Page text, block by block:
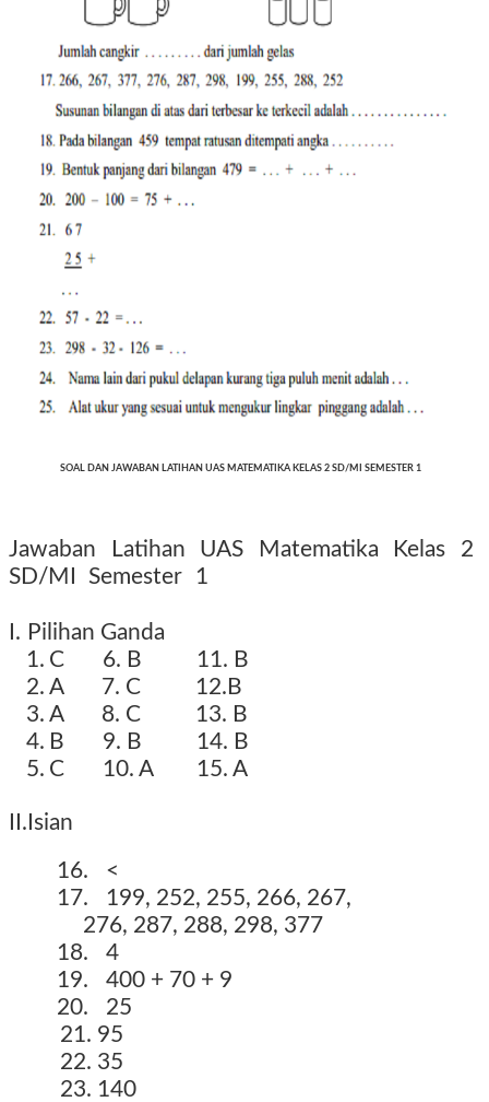
SOAL DAN JAWABAN LATIHAN UAS MATEMATIKA KELAS 2 SD/MI SEMESTER 1
Jawaban Latihan UAS Matematika Kelas 2
SD/MI Semester 1
I. Pilihan Ganda
1. C 6. B 11. B
2. A 7. C 12.B
3. A 8. C 13. B
4. B 9. B 14. B
5. C 10. A 15. A
II. Isian
16.
<
17.
199, 252, 255, 266, 267,
276, 287, 288, 298, 377
18.
4
19.
400 + 70 + 9
20.
25
21. 95
22. 35
23. 140